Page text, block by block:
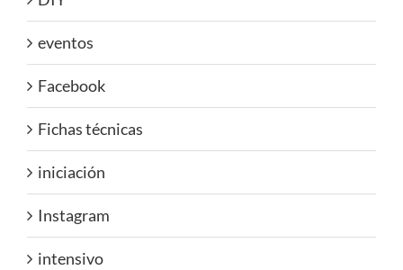
eventos
Facebook
Fichas técnicas
iniciación
Instagram
intensivo